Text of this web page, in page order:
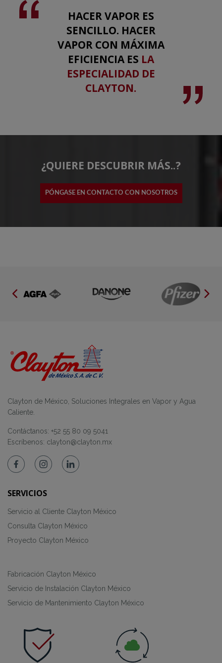
HACER VAPOR ES
SENCILLO. HACER
VAPOR CON MÁXIMA
EFICIENCIA ES LA
ESPECIALIDAD DE
CLAYTON.
¿QUIERE DESCUBRIR MÁS..?
PÓNGASE EN CONTACTO CON NOSOTROS
Clayton de México, Soluciones Integrales en Vapor y Agua
Caliente.
Contáctanos: +52 55 80 09 5041
Escríbenos: clayton@clayton.mx
SERVICIOS
Servicio al Cliente Clayton México
Consulta Clayton México
Proyecto Clayton México
Fabricación Clayton México
Servicio de Instalación Clayton México
Servicio de Mantenimiento Clayton México